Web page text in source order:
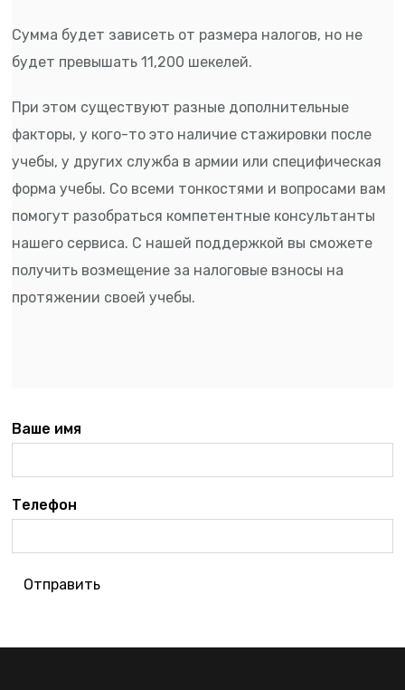
Сумма будет зависеть от размера налогов, но не
будет превышать 11,200 шекелей.
При этом существуют разные дополнительные
факторы, у кого-то это наличие стажировки после
учебы, у других служба в армии или специфическая
форма учебы. Со всеми тонкостями и вопросами вам
помогут разобраться компетентные консультанты
нашего сервиса. С нашей поддержкой вы сможете
получить возмещение за налоговые взносы на
протяжении своей учебы.
Ваше имя
Телефон
Отправить